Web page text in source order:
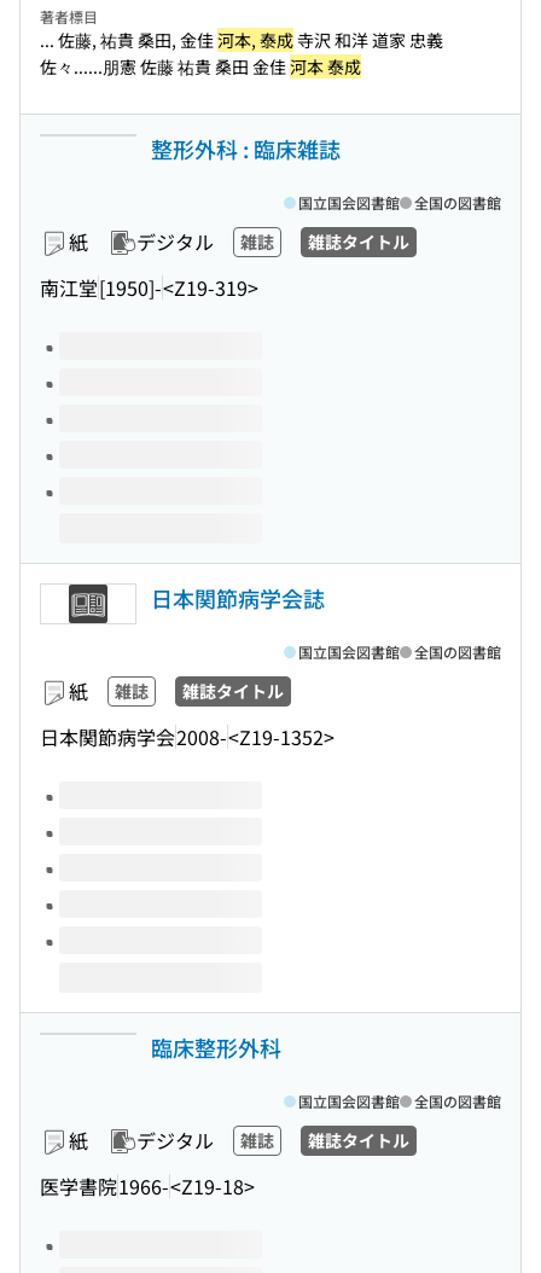
著者標目
... 佐藤, 祐貴 桑田, 金佳河本, 泰成寺沢 和洋 道家 忠義
佐々......朋憲 佐藤 祐貴 桑田 金佳河本 泰成
整形外科 : 臨床雑誌
紙 デジタル 雑誌 雑誌タイトル
南江堂[1950]-<Z19-319>
国立国会図書館 全国の図書館
このタイトルの巻号
日本関節病学会誌
紙 雑誌 雑誌タイトル
日本関節病学会2008-<Z19-1352>
国立国会図書館 全国の図書館
このタイトルの巻号
臨床整形外科
紙 デジタル 雑誌 雑誌タイトル
医学書院1966-<Z19-18>
国立国会図書館 全国の図書館
このタイトルの巻号